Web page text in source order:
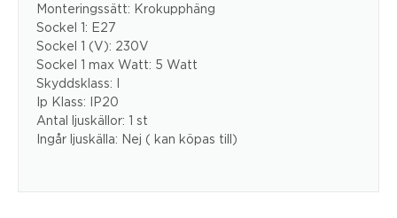
Monteringssätt: Krokupphäng
Sockel 1: E27
Sockel 1 (V): 230V
Sockel 1 max Watt: 5 Watt
Skyddsklass: I
Ip Klass: IP20
Antal ljuskällor: 1 st
Ingår ljuskälla: Nej ( kan köpas till)